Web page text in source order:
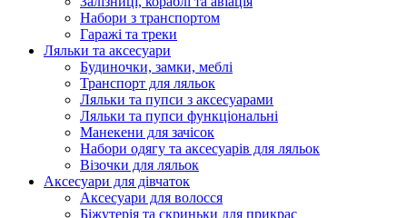
Набори з транспортом
Гаражі та треки
Ляльки та аксесуари
Будиночки, замки, меблі
Транспорт для ляльок
Ляльки та пупси з аксесуарами
Ляльки та пупси функціональні
Манекени для зачісок
Набори одягу та аксесуарів для ляльок
Візочки для ляльок
Аксесуари для дівчаток
Аксесуари для волосся
Біжутерія та скриньки для прикрас